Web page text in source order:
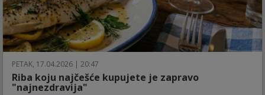
PETAK, 17.04.2026 | 20:47
Riba koju najčešće kupujete je zapravo
"najnezdravija"